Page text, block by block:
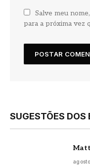
Salve meu
para a próxima vez
SUGESTÕES DOS